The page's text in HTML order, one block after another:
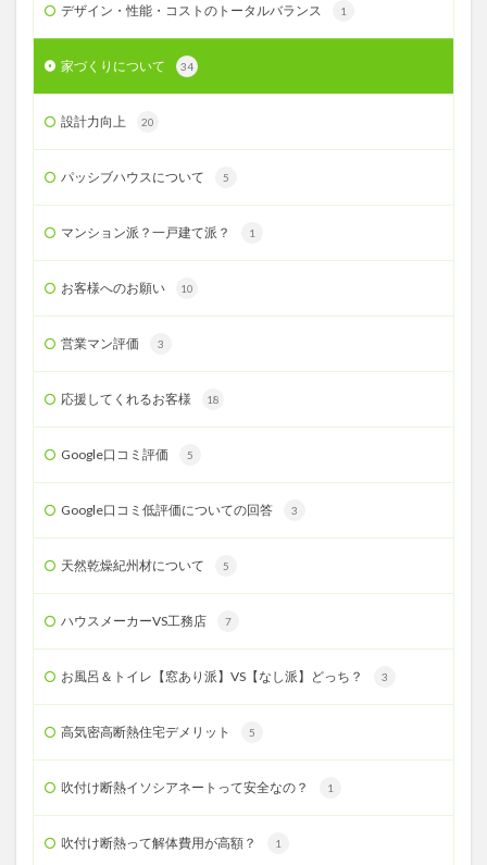
デザイン・性能・コストのトータルバランス 1
家づくりについて 34
設計力向上 20
パッシブハウスについて 5
マンション派？一戸建て派？ 1
お客様へのお願い 10
営業マン評価 3
応援してくれるお客様 18
Google口コミ評価 5
Google口コミ低評価についての回答 3
天然乾燥紀州材について 5
ハウスメーカーVS工務店 7
お風呂＆トイレ【窓あり派】VS【なし派】どっち？ 3
高気密高断熱住宅デメリット 5
吹付け断熱イソシアネートって安全なの？ 1
吹付け断熱って解体費用が高額？ 1